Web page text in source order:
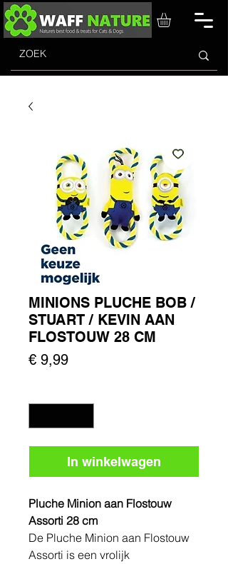
MINIONS PLUCHE BOB /
STUART / KEVIN AAN
FLOSTOUW 28 CM
€ 9,99Prijs
In winkelwagen
Pluche Minion aan Flostouw
Assorti 28 cm
De Pluche Minion aan Flostouw
Assorti is een vrolijk